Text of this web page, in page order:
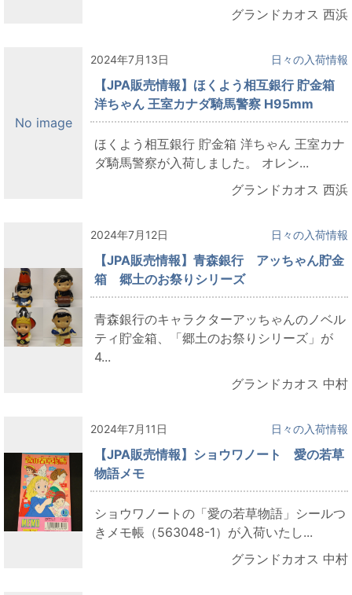
グランドカオス 西浜
No image
2024年7月13日 日々の入荷情報
【JPA販売情報】ほくよう相互銀行 貯金箱
洋ちゃん 王室カナダ騎馬警察 H95mm
ほくよう相互銀行 貯金箱 洋ちゃん 王室カナ
ダ騎馬警察が入荷しました。 オレン...
グランドカオス 西浜
2024年7月12日 日々の入荷情報
【JPA販売情報】青森銀行 アッちゃん貯金
箱 郷土のお祭りシリーズ
青森銀行のキャラクターアッちゃんのノベル
ティ貯金箱、「郷土のお祭りシリーズ」が
4...
グランドカオス 中村
2024年7月11日 日々の入荷情報
【JPA販売情報】ショウワノート 愛の若草
物語メモ
ショウワノートの「愛の若草物語」シールつ
きメモ帳（563048-1）が入荷いたし...
グランドカオス 中村